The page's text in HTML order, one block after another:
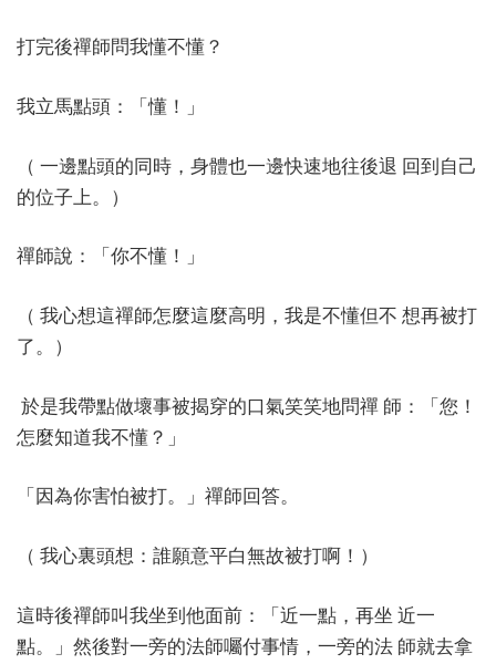
打完後禪師問我懂不懂？
我立馬點頭：「懂！」
（ 一邊點頭的同時，身體也一邊快速地往後退 回到自己
的位子上。）
禪師說：「你不懂！」
（ 我心想這禪師怎麼這麼高明，我是不懂但不 想再被打
了。）
於是我帶點做壞事被揭穿的口氣笑笑地問禪 師：「您！
怎麼知道我不懂？」
「因為你害怕被打。」禪師回答。
（ 我心裏頭想：誰願意平白無故被打啊！）
這時後禪師叫我坐到他面前：「近一點，再坐 近一
點。」然後對一旁的法師囑付事情，一旁的法 師就去拿